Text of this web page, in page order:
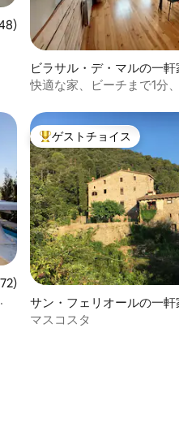
ー48件、5つ星中5つ星の平均
ビラサル・デ・マルの一軒
快適な家、ビーチまで1分
72件、5つ星中4.96つ星の平均
大好評のゲストチョイスで
ゲストチョイス
サン・フェリオールの一軒
マスコスタ